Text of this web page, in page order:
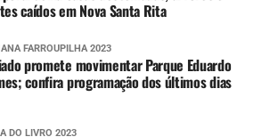
caídos em Nova Santa Rita
FARROUPILHA 2023
promete movimentar Parque Eduardo
confira programação dos últimos dias
DO LIVRO 2023